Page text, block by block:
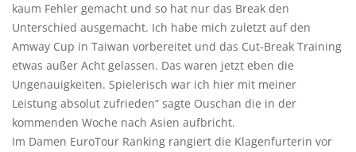
kaum Fehler gemacht und so hat nur das Break den
Unterschied ausgemacht. Ich habe mich zuletzt auf den
Amway Cup in Taiwan vorbereitet und das Cut-Break Training
etwas außer Acht gelassen. Das waren jetzt eben die
Ungenauigkeiten. Spielerisch war ich hier mit meiner
Leistung absolut zufrieden“ sagte Ouschan die in der
kommenden Woche nach Asien aufbricht.
Im Damen EuroTour Ranking rangiert die Klagenfurterin vor